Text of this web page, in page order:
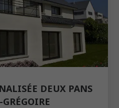
DEUX PANS